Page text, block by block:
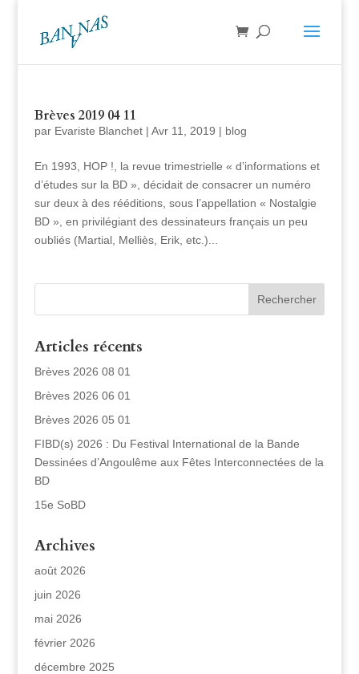
Brèves 2019 04 11
par Evariste Blanchet| Avr 11, 2019 | blog
En 1993, HOP !, la revue trimestrielle « d’informations et
d’études sur la BD », décidait de consacrer un numéro
sur deux à des rééditions, sous l’appellation « Nostalgie
BD », en privilégiant des dessinateurs français un peu
oubliés (Martial, Melliès, Erik, etc.)...
Articles récents
Brèves 2026 08 01
Brèves 2026 06 01
Brèves 2026 05 01
FIBD(s) 2026 : Du Festival International de la Bande
Dessinées d’Angoulême aux Fêtes Interconnectées de la
BD
15e SoBD
Archives
août 2026
juin 2026
mai 2026
février 2026
décembre 2025